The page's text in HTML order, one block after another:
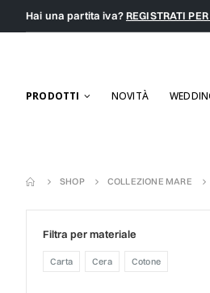
Hai una partita iva?REGISTRATI
PRODOTTI NOVITÀ
SHOP COLLEZIONE MARE
filtra per materiale
carta cera cotone